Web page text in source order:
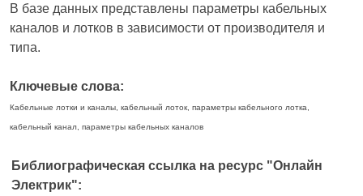
В базе данных представлены параметры кабельных
каналов и лотков в зависимости от производителя и
типа.
Ключевые слова:
Кабельные лотки и каналы, кабельный лоток, параметры кабельного лотка,
кабельный канал, параметры кабельных каналов
Библиографическая ссылка на ресурс "Онлайн
Электрик":